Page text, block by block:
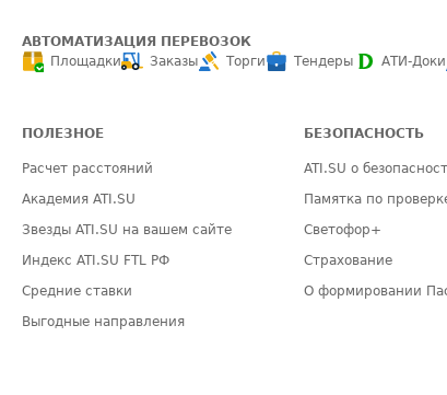
АВТОМАТИЗАЦИЯ ПЕРЕВОЗОК
Площадки
Заказы Торги Тендеры АТИ-Доки
ПОЛЕЗНОЕ
Расчет расстояний
Академия ATI.SU
Звезды ATI.SU на вашем сайте
Индекс ATI.SU FTL РФ
Средние ставки
Выгодные направления
БЕЗОПАСНОСТЬ
ATI.SU о
Памятка по
Светофор+
Страхование
О формировании